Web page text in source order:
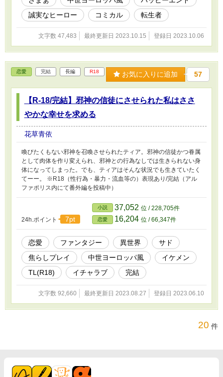
誠実なヒーロー
コミカル 転生者
文字数 47,483 最終更新日 2023.10.15 登録日 2023.10.06
恋愛 完結 長編 R18 お気に入りに追加 57
【R-18/完結】邪神の信徒にさせられた私はささ
やかな幸せを求める
花草青依
喚びたくもない邪神を召喚させられたティア。邪神の信徒かつ眷属
として肉体を作り変えられ、邪神との行為なしでは生きられない身
体になってしまった。でも、ティアはそんな状況でも生きていたく
てーー。 ※R18（性行為・暴力・流血等の）表現あり/完結（アル
ファポリス内にて番外編を投稿中）
24h.ポイント 7pt
小説 37,052 位 / 228,705件
恋愛 16,204 位 / 66,347件
恋愛 ファンタジー 異世界
サド
焦らしプレイ
中世ヨーロッパ風
イケメン
TL(R18)
イチャラブ 完結
文字数 92,660 最終更新日 2023.08.27 登録日 2023.06.10
20 件